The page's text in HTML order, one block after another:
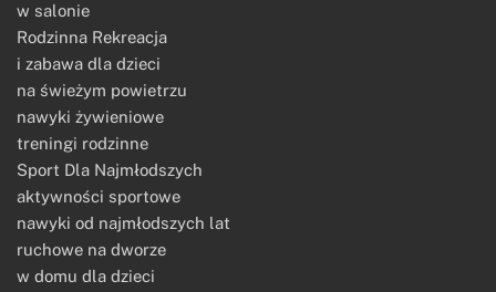
w salonie
Rodzinna Rekreacja
i zabawa dla dzieci
na świeżym powietrzu
nawyki żywieniowe
treningi rodzinne
Sport Dla Najmłodszych
aktywności sportowe
nawyki od najmłodszych lat
ruchowe na dworze
w domu dla dzieci